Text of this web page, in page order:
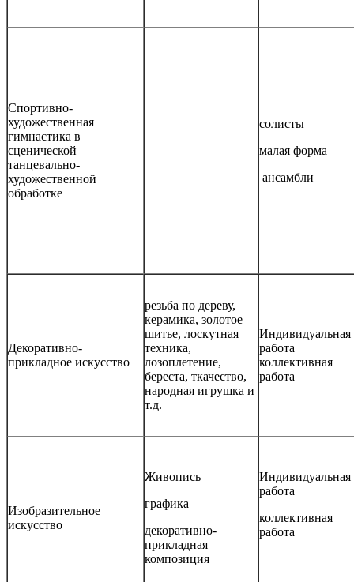
Спортивно-
художественная
гимнастика в
сценической
танцевально-
художественной
обработке
солисты
малая форма
ансамбли
Декоративно-
прикладное искусство
резьба по дереву,
керамика, золотое
шитье, лоскутная
техника,
лозоплетение,
береста, ткачество,
народная игрушка и
т.д.
Индивидуальная
работа
коллективная
работа
Изобразительное
искусство
Живопись
графика
декоративно-
прикладная
композиция
Индивидуальная
работа
коллективная
работа